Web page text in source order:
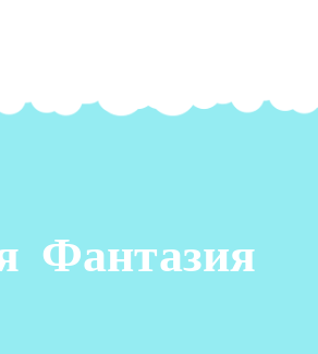
Фантазия